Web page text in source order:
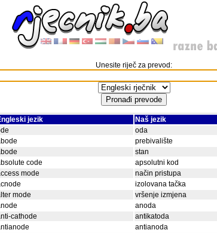
Unesite riječ za prevod:
jezik
Naš jezik
oda
prebivalište
stan
code
apsolutni kod
mode
način pristupa
izolovana tačka
mode
vršenje izmjena
anoda
cathode
antikatoda
antianoda